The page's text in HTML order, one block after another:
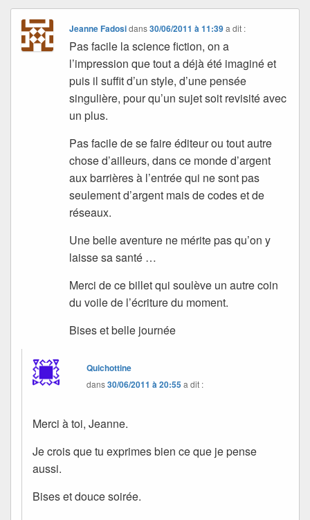
Jeanne Fadosidans30/06/2011 à 11:39 a dit :
Pas facile la science fiction, on a
l’impression que tout a déjà été imaginé et
puis il suffit d’un style, d’une pensée
singulière, pour qu’un sujet soit revisité avec
un plus.
Pas facile de se faire éditeur ou tout autre
chose d’ailleurs, dans ce monde d’argent
aux barrières à l’entrée qui ne sont pas
seulement d’argent mais de codes et de
réseaux.
Une belle aventure ne mérite pas qu’on y
laisse sa santé …
Merci de ce billet qui soulève un autre coin
du voile de l’écriture du moment.
Bises et belle journée
Quichottine
dans30/06/2011 à 20:55a dit :
Merci à toi, Jeanne.
Je crois que tu exprimes bien ce que je pense
aussi.
Bises et douce soirée.